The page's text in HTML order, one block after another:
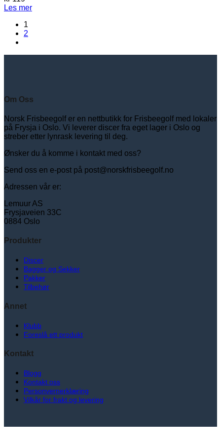
Les mer
1
2
Om Oss
Norsk Frisbeegolf er en nettbutikk for Frisbeegolf med lokaler
på Frysja i Oslo. Vi leverer discer fra eget lager i Oslo og
streber etter lynrask levering til deg.
Ønsker du å komme i kontakt med oss?
Send oss en e-post på post@norskfrisbeegolf.no
Adressen vår er:
Lemuur AS
Frysjaveien 33C
0884 Oslo
Produkter
Discer
Bagger og Sekker
Pakker
Tilbehør
Annet
Klubb
Foreslå ett produkt
Kontakt
Blogg
Kontakt oss
Personvernerklæring
Vilkår for frakt og levering